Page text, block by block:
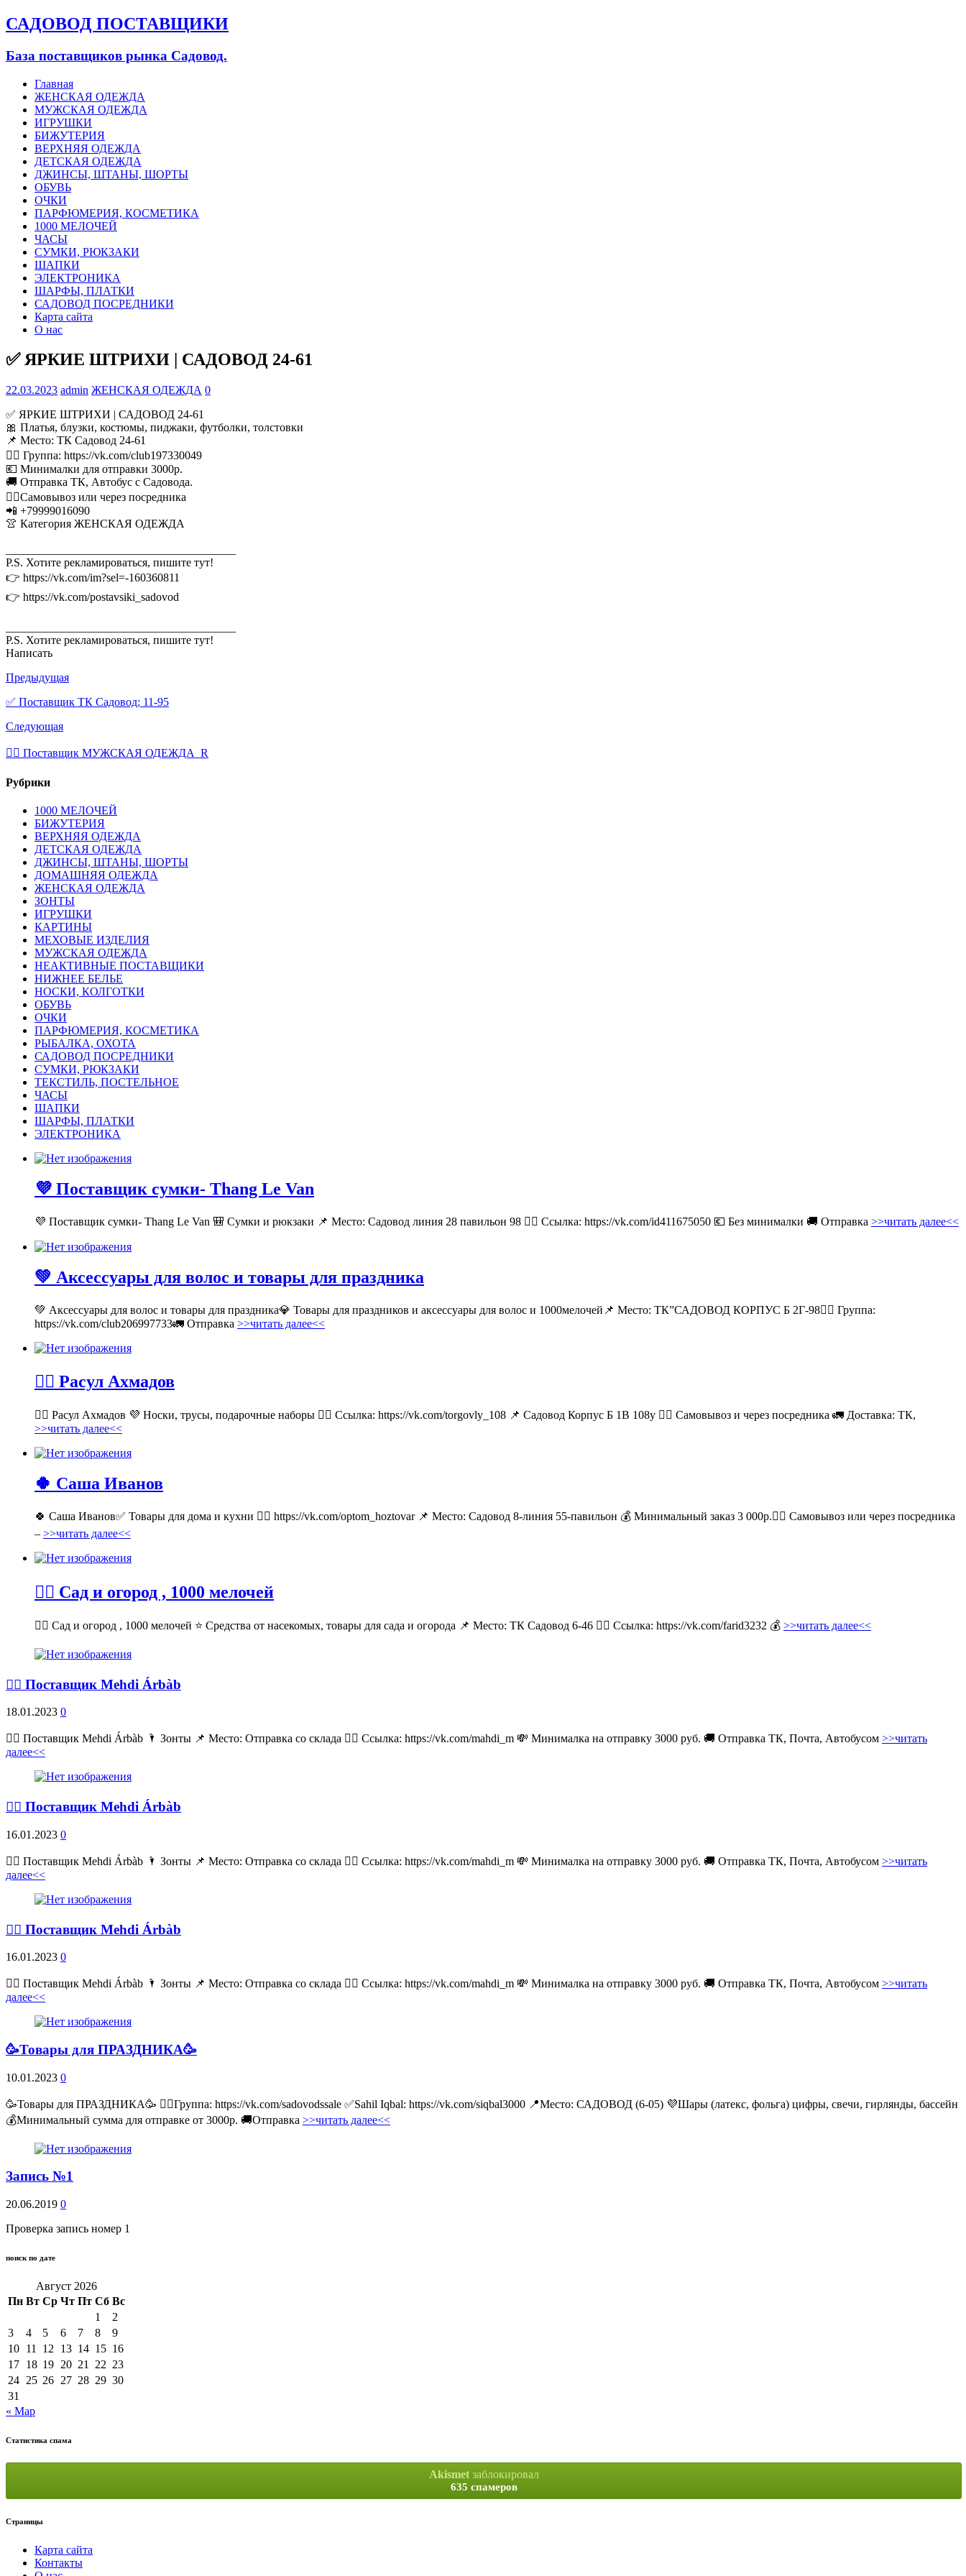
САДОВОД ПОСТАВЩИКИ
База поставщиков рынка Садовод.
Главная
ЖЕНСКАЯ ОДЕЖДА
МУЖСКАЯ ОДЕЖДА
ИГРУШКИ
БИЖУТЕРИЯ
ВЕРХНЯЯ ОДЕЖДА
ДЕТСКАЯ ОДЕЖДА
ДЖИНСЫ, ШТАНЫ, ШОРТЫ
ОБУВЬ
ОЧКИ
ПАРФЮМЕРИЯ, КОСМЕТИКА
1000 МЕЛОЧЕЙ
ЧАСЫ
СУМКИ, РЮКЗАКИ
ШАПКИ
ЭЛЕКТРОНИКА
ШАРФЫ, ПЛАТКИ
САДОВОД ПОСРЕДНИКИ
Карта сайта
О нас
✅ ЯРКИЕ ШТРИХИ | САДОВОД 24-61
22.03.2023 admin ЖЕНСКАЯ ОДЕЖДА 0
✅ ЯРКИЕ ШТРИХИ | САДОВОД 24-61
🎀 Платья, блузки, костюмы, пиджаки, футболки, толстовки
📌 Место: ТК Садовод 24-61
👉🏻 Группа: https://vk.com/club197330049
💶 Минималки для отправки 3000р.
🚚 Отправка ТК, Автобус с Садовода.
🚶‍♂Самовывоз или через посредника
📲 +79999016090
👚 Категория ЖЕНСКАЯ ОДЕЖДА
P.S. Хотите рекламироваться, пишите тут!
👉 https://vk.com/im?sel=-160360811
👉 https://vk.com/postavsiki_sadovod
P.S. Хотите рекламироваться, пишите тут!
Написать
Предыдущая
✅ Поставщик ТК Садовод; 11-95
Следующая
💁‍♂ Поставщик МУЖСКАЯ ОДЕЖДА_R
Рубрики
1000 МЕЛОЧЕЙ
БИЖУТЕРИЯ
ВЕРХНЯЯ ОДЕЖДА
ДЕТСКАЯ ОДЕЖДА
ДЖИНСЫ, ШТАНЫ, ШОРТЫ
ДОМАШНЯЯ ОДЕЖДА
ЖЕНСКАЯ ОДЕЖДА
ЗОНТЫ
ИГРУШКИ
КАРТИНЫ
МЕХОВЫЕ ИЗДЕЛИЯ
МУЖСКАЯ ОДЕЖДА
НЕАКТИВНЫЕ ПОСТАВЩИКИ
НИЖНЕЕ БЕЛЬЕ
НОСКИ, КОЛГОТКИ
ОБУВЬ
ОЧКИ
ПАРФЮМЕРИЯ, КОСМЕТИКА
РЫБАЛКА, ОХОТА
САДОВОД ПОСРЕДНИКИ
СУМКИ, РЮКЗАКИ
ТЕКСТИЛЬ, ПОСТЕЛЬНОЕ
ЧАСЫ
ШАПКИ
ШАРФЫ, ПЛАТКИ
ЭЛЕКТРОНИКА
💜 Поставщик сумки- Thang Le Van
💜 Поставщик сумки- Thang Le Van 🎒 Сумки и рюкзаки 📌 Место: Садовод линия 28 павильон 98 👉🏻 Ссылка: https://vk.com/id411675050 💶 Без минималки 🚚 Отправка >>читать далее<<
💚 Аксессуары для волос и товары для праздника
💚 Аксессуары для волос и товары для праздника💎 Товары для праздников и аксессуары для волос и 1000мелочей📌 Место: ТК”САДОВОД КОРПУС Б 2Г-98👉🏻 Группа:
https://vk.com/club206997733🚛 Отправка >>читать далее<<
💁‍♂ Расул Ахмадов
💁‍♂ Расул Ахмадов 💜 Носки, трусы, подарочные наборы 👉🏻 Ссылка: https://vk.com/torgovly_108 📌 Садовод Корпус Б 1В 108у 🚶‍♂ Самовывоз и через посредника 🚛 Доставка: ТК,
>>читать далее<<
🍀 Саша Иванов
🍀 Саша Иванов✅ Товары для дома и кухни 👉🏻 https://vk.com/optom_hoztovar 📌 Место: Садовод 8-линия 55-павильон 💰 Минимальный заказ 3 000р.🚶‍♀ Самовывоз или через посредника
– >>читать далее<<
💁‍♂ Сад и огород , 1000 мелочей
💁‍♂ Сад и огород , 1000 мелочей ⭐ Средства от насекомых, товары для сада и огорода 📌 Место: ТК Садовод 6-46 👉🏻 Ссылка: https://vk.com/farid3232 💰 >>читать далее<<
💁‍♂ Поставщик Mehdi Árbàb
18.01.2023 0
💁‍♂ Поставщик Mehdi Árbàb 🌂 Зонты 📌 Место: Отправка со склада 👉🏻 Ссылка: https://vk.com/mahdi_m 💸 Минималка на отправку 3000 руб. 🚚 Отправка ТК, Почта, Автобусом >>читать
далее<<
💁‍♂ Поставщик Mehdi Árbàb
16.01.2023 0
💁‍♂ Поставщик Mehdi Árbàb 🌂 Зонты 📌 Место: Отправка со склада 👉🏻 Ссылка: https://vk.com/mahdi_m 💸 Минималка на отправку 3000 руб. 🚚 Отправка ТК, Почта, Автобусом >>читать
далее<<
💁‍♂ Поставщик Mehdi Árbàb
16.01.2023 0
💁‍♂ Поставщик Mehdi Árbàb 🌂 Зонты 📌 Место: Отправка со склада 👉🏻 Ссылка: https://vk.com/mahdi_m 💸 Минималка на отправку 3000 руб. 🚚 Отправка ТК, Почта, Автобусом >>читать
далее<<
🥳Товары для ПРАЗДНИКА🥳
10.01.2023 0
🥳Товары для ПРАЗДНИКА🥳 👉🏻Группа: https://vk.com/sadovodssale ✅Sahil Iqbal: https://vk.com/siqbal3000 📍Место: САДОВОД (6-05) 💜Шары (латекс, фольга) цифры, свечи, гирлянды, бассейн
💰Минимальный сумма для отправке от 3000р. 🚚Отправка >>читать далее<<
Запись №1
20.06.2019 0
Проверка запись номер 1
поиск по дате
Август 2026
Пн Вт Ср Чт Пт Сб Вс
1
2
3
4 5 6 7 8
9
10 11 12 13 14 15 16
17 18 19 20 21 22 23
24 25 26 27 28 29 30
31
« Мар
Статистика спама
Akismetзаблокировал
635 спамеров
Страницы
Карта сайта
Контакты